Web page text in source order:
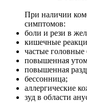
При наличии
симптомов:
боли и рези в
кишечные
частые головные
повышенная
повышенная
бессонница;
аллергические
зуд в области